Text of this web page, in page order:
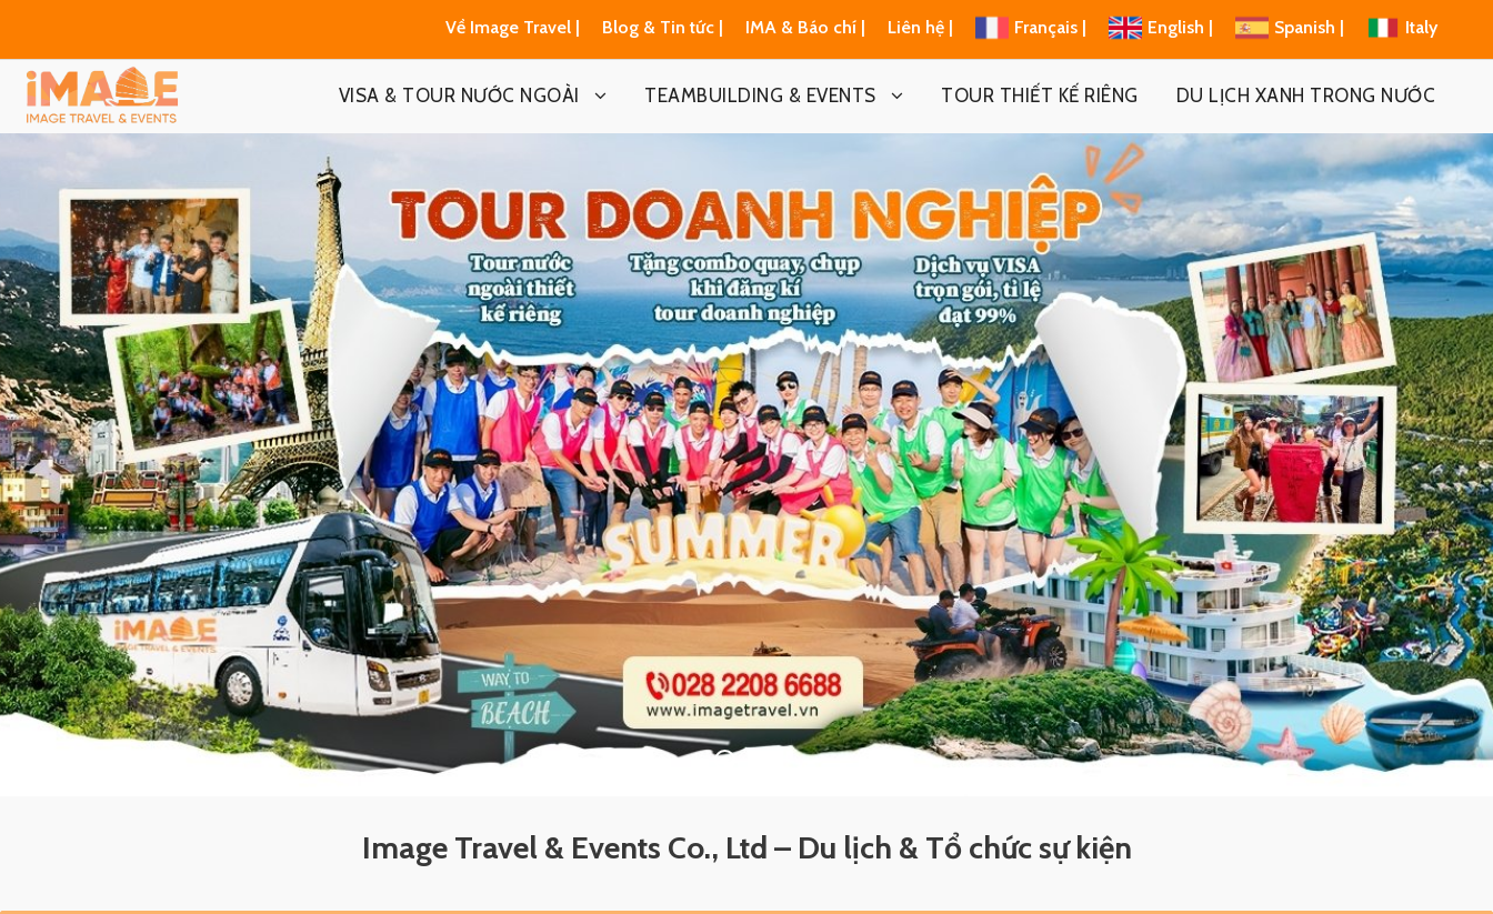
Về Image Travel | Blog & Tin tức | IMA & Báo chí | Liên hệ | Français | English | Spanish | Italy
VISA & TOUR NƯỚC NGOÀI TEAMBUILDING & EVENTS TOUR THIẾT KẾ RIÊNG DU LỊCH XANH TRONG NƯỚC
Image Travel & Events Co., Ltd – Du lịch & Tổ chức sự kiện